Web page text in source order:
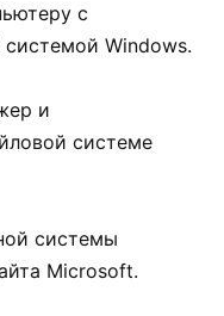
с
Windows.
и
системе
системы
Microsoft.